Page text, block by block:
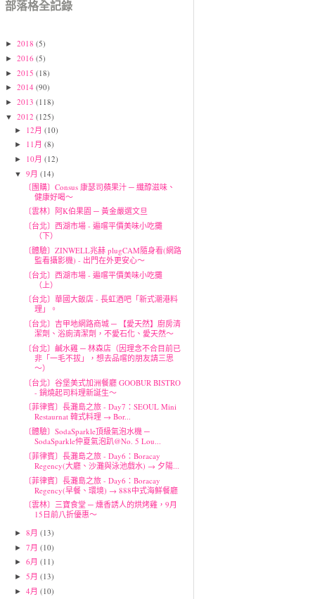
部落格全記錄
► 2018 (5)
► 2016 (5)
► 2015 (18)
► 2014 (90)
► 2013 (118)
▼ 2012 (125)
► 12月(10)
► 11月(8)
► 10月(12)
▼9月(14)
〔團購〕Consus 康瑟司蘋果汁 ─ 纖醇滋味、
健康好喝～
〔雲林〕阿K伯果園 ─ 黃金嚴選文旦
〔台北〕西湖市場 - 遍嚐平價美味小吃攤
（下）
〔體驗〕ZINWELL兆赫 plugCAM隨身看(網路
監看攝影機) - 出門在外更安心～
〔台北〕西湖市場 - 遍嚐平價美味小吃攤
（上）
〔台北〕華國大飯店 - 長虹酒吧「新式潮港料
理」。
〔台北〕吉甲地網路商城 ─ 【愛天然】廚房清
潔劑、浴廁清潔劑，不愛石化、愛天然～
〔台北〕鹹水雞 ─ 林森店（因理念不合目前已
非「一毛不拔」，想去品嚐的朋友請三思
～）
〔台北〕谷堡美式加洲餐廳 GOOBUR BISTRO
- 鍋燒起司料理新誕生～
〔菲律賓〕長灘島之旅 - Day7：SEOUL Mini
Restaurnat 韓式料理 → Bor...
〔體驗〕SodaSparkle頂級氣泡水機 ─
SodaSparkle仲夏氣泡趴@No. 5 Lou...
〔菲律賓〕長灘島之旅 - Day6：Boracay
Regency(大廳、沙灘與泳池戲水) → 夕陽...
〔菲律賓〕長灘島之旅 - Day6：Boracay
Regency(早餐、環境) → 888中式海鮮餐廳
〔雲林〕三寶食堂 ─ 燻香誘人的烘烤雞，9月
15日前八折優惠～
►8月(13)
►7月(10)
►6月(11)
►5月(13)
►4月(10)